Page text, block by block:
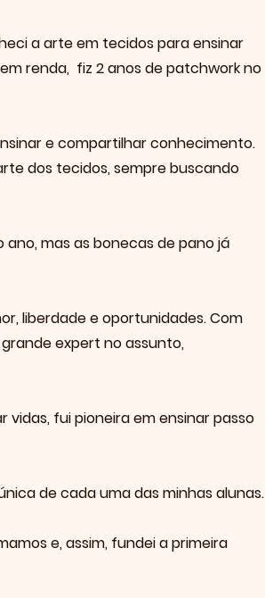
a arte em tecidos para ensinar
renda, fiz 2 anos de patchwork no
e compartilhar conhecimento.
dos tecidos, sempre buscando
mas as bonecas de pano já
liberdade e oportunidades. Com
expert no assunto,
vidas, fui pioneira em ensinar passo
de cada uma das minhas alunas.
e, assim, fundei a primeira